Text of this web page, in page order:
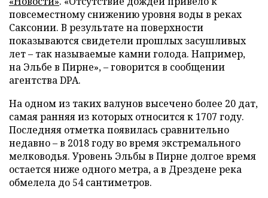
повсеместному снижению уровня воды в реках
Саксонии. В результате на поверхности
показываются свидетели прошлых засушливых
лет – так называемые камни голода. Например,
на Эльбе в Пирне», – говорится в сообщении
агентства DPA.
На одном из таких валунов высечено более 20 дат,
самая ранняя из которых относится к 1707 году.
Последняя отметка появилась сравнительно
недавно – в 2018 году во время экстремального
мелководья. Уровень Эльбы в Пирне долгое время
остается ниже одного метра, а в Дрездене река
обмелела до 54 сантиметров.